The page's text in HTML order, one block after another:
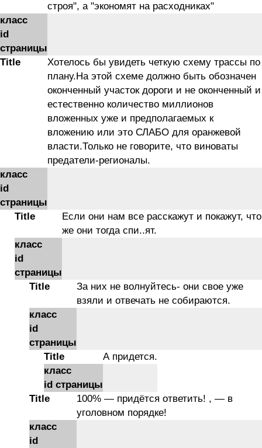
строя", а "экономят на расходниках"
класс
id
страницы
Title
Хотелось бы увидеть четкую схему трассы по
плану.На этой схеме должно быть обозначен
оконченный участок дороги и не оконченный и
естественно количество миллионов
вложенных уже и предполагаемых к
вложению или это СЛАБО для оранжевой
власти.Только не говорите, что виноваты
предатели-регионалы.
класс
id
страницы
Title
Если они нам все расскажут и покажут, что
же они тогда спи..ят.
класс
id
страницы
Title
За них не волнуйтесь- они свое уже
взяли и отвечать не собираются.
класс
id
страницы
Title
А придется.
класс
id страницы
Title
100% — придётся ответить! , — в
уголовном порядке!
класс
id